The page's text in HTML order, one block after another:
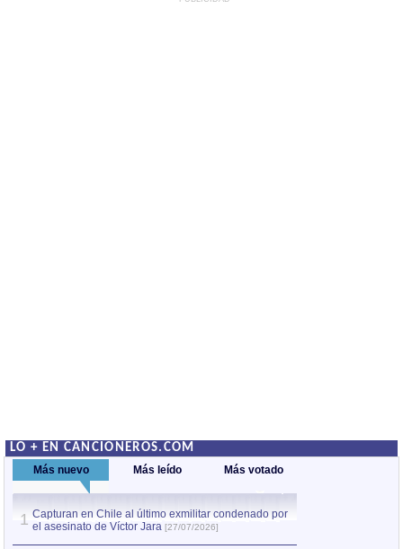
LO + EN CANCIONEROS.COM
Más nuevo Más leído Más votado
1 Capturan en Chile al último exmilitar condenado por
el asesinato de Víctor Jara [27/07/2026]